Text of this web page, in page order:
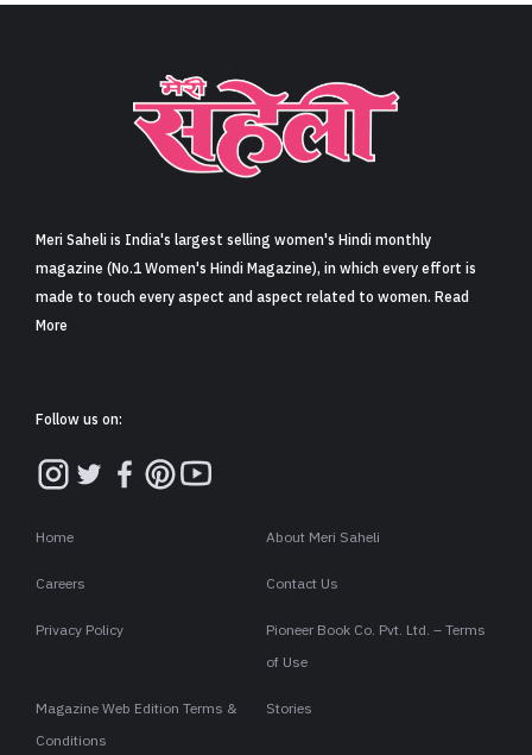
नेशनल हैंडलूम डे पर बुनकर को लेकर कंगना रनौत की सराहनीय
अपील (Kangana Ranaut’s commendable appeal
regarding weavers on National Handloom Day)
जब भी स्वेदशी चीज़ों के इस्तेमाल की बात आती है तब हमारे प्रधानमंत्री उसका
अग्रणी रहे हैं. चूंकि आज राष्ट्रीय हस्तकरघा दिवस (नेशनल हैंडलूम डे) है पर
भी नरेंद्र मोदी जी ने सोशल मीडिया पर इसे लेकर अपनी बात कही. साथ ही
सभी को इसे अपनाने और ख़रीदने की भी अपील की.
इसी ़फेहरिस्त में कंगना रनौत ने भी अपने सोशल मीडिया के इंस्टाग्राम
अकाउंट पर वीडियो साझा करके अपने मन की बात कही. उन्होंने भी लोगों को
नमस्ते दोस्तों,